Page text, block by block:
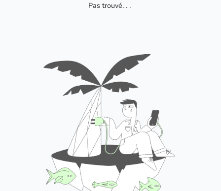
Pas trouvé. . .